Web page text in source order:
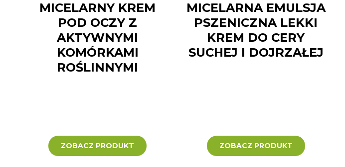
MICELARNY KREM
POD OCZY Z
AKTYWNYMI
KOMÓRKAMI
ROŚLINNYMI
ZOBACZ PRODUKT
MICELARNA EMULSJA
PSZENICZNA LEKKI
KREM DO CERY
SUCHEJ I DOJRZAŁEJ
ZOBACZ PRODUKT